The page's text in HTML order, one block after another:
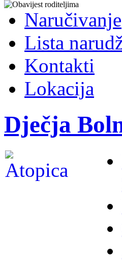
Naručivanje
Lista
Kontakti
Lokacija
Dječja